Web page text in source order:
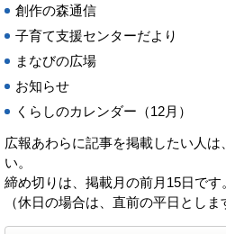
創作の森通信
子育て支援センターだより
まなびの広場
お知らせ
くらしのカレンダー（12月）
広報あわらに記事を掲載したい人は
い。
締め切りは、掲載月の前月15日です
（休日の場合は、直前の平日としま